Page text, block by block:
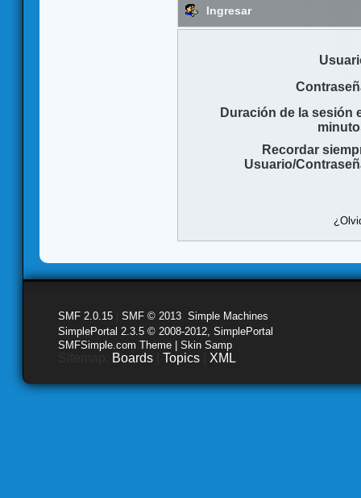
Ingresar
Duración de la sesión
Recordar
Usuario/
SMF 2.0.15 SMF © 2013 Simple Machines
SimplePortal 2.3.5 © 2008-2012, SimplePortal
SMFSimple.com Theme | Skin Samp
Boards Topics XML